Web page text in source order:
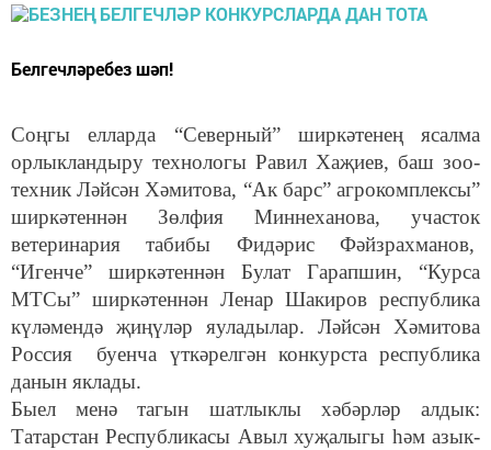
Белгечләребез шәп!
Соңгы елларда “Северный” ширкәтенең ясалма
орлыкландыру технологы Равил Хаҗиев, баш зоо-
техник Ләйсән Хәмитова, “Ак барс” агрокомплексы”
ширкәтеннән Зөлфия Миннеханова, участок
ветеринария табибы Фидәрис Фәйзрахманов,
“Игенче” ширкәтеннән Булат Гарапшин, “Курса
МТСы” ширкәтеннән Ленар Шакиров республика
күләмендә җиңүләр яуладылар. Ләйсән Хәмитова
Россия буенча үткәрелгән конкурста республика
данын яклады.
Быел менә тагын шатлыклы хәбәрләр алдык:
Татарстан Республикасы Авыл хуҗалыгы һәм азык-